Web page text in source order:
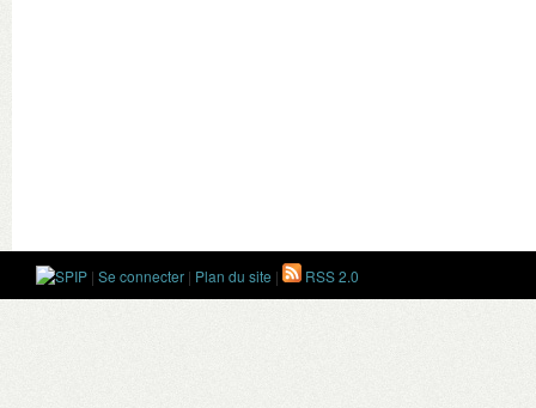
| Se connecter | Plan du site | RSS 2.0